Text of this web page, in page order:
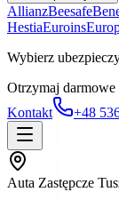
AllianzBeesafe
HestiaEuroins
Wybierz
Otrzymaj darmowe
Kontakt
+48
Auta Zastępcze